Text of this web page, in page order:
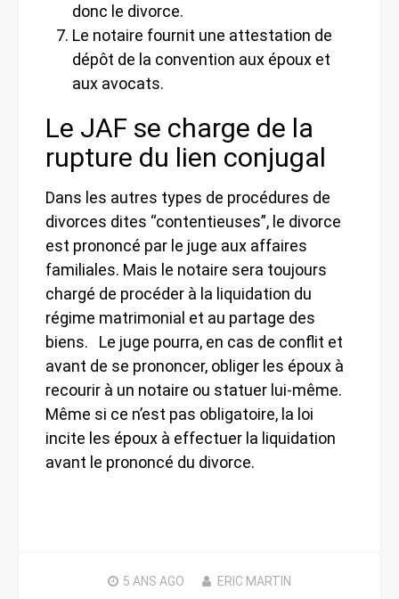
donc le divorce.
Le notaire fournit une attestation de
dépôt de la convention aux époux et
aux avocats.
Le JAF se charge de la
rupture du lien conjugal
Dans les autres types de procédures de
divorces dites “contentieuses”, le divorce
est prononcé par le juge aux affaires
familiales. Mais le notaire sera toujours
chargé de procéder à la liquidation du
régime matrimonial et au partage des
biens. Le juge pourra, en cas de conflit et
avant de se prononcer, obliger les époux à
recourir à un notaire ou statuer lui-même.
Même si ce n’est pas obligatoire, la loi
incite les époux à effectuer la liquidation
avant le prononcé du divorce.
5 ANS AGO ERIC MARTIN